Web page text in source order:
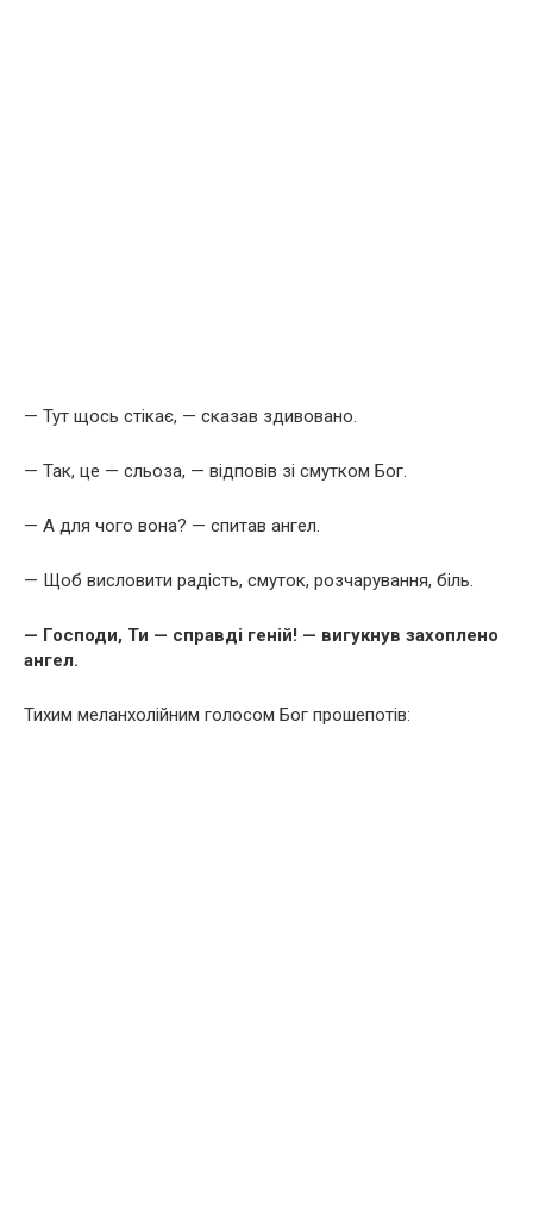
— Тут щось стікає, — сказав здивовано.
— Так, це — сльоза, — відповів зі смутком Бог.
— А для чого вона? — спитав ангел.
— Щоб висловити радість, смуток, розчарування, біль.
— Господи, Ти — справді геній! — вигукнув захоплено
ангел.
Тихим меланхолійним голосом Бог прошепотів: